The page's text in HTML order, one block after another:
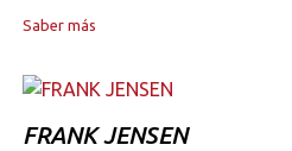
Saber más
FRANK JENSEN